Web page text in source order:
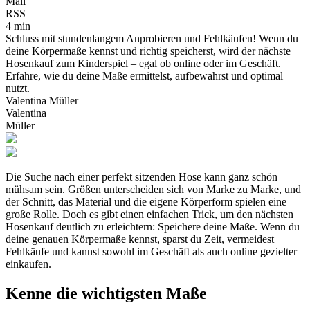
RSS
4 min
Schluss mit stundenlangem Anprobieren und Fehlkäufen! Wenn du
deine Körpermaße kennst und richtig speicherst, wird der nächste
Hosenkauf zum Kinderspiel – egal ob online oder im Geschäft.
Erfahre, wie du deine Maße ermittelst, aufbewahrst und optimal
nutzt.
Valentina Müller
Valentina
Müller
Die Suche nach einer perfekt sitzenden Hose kann ganz schön
mühsam sein. Größen unterscheiden sich von Marke zu Marke, und
der Schnitt, das Material und die eigene Körperform spielen eine
große Rolle. Doch es gibt einen einfachen Trick, um den nächsten
Hosenkauf deutlich zu erleichtern: Speichere deine Maße. Wenn du
deine genauen Körpermaße kennst, sparst du Zeit, vermeidest
Fehlkäufe und kannst sowohl im Geschäft als auch online gezielter
einkaufen.
Kenne die wichtigsten Maße